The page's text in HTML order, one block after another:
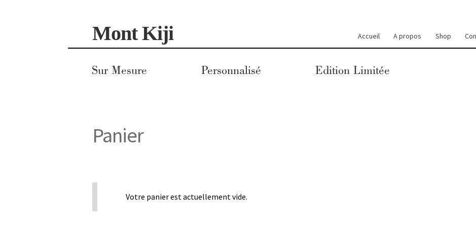
Aller
à
la
navigation
Aller
au
contenu
Mont Kiji Accueil A propos Shop
Sur Mesure Personnalisé Edition Limitée
Panier
Votre panier est actuellement vide.